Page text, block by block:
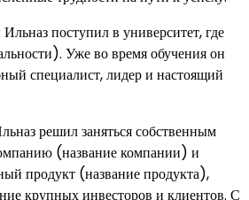
поступил в университет, где
Уже во время обучения он
специалист, лидер и настоящий
решил заняться собственным
(название компании) и
продукт (название продукта),
крупных инвесторов и клиентов. С